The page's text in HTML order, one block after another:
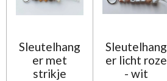
Sleutelhang
er met
strikje
Sleutelhang
er licht roze
- wit